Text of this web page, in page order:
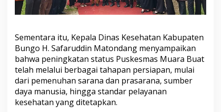
Sementara itu, Kepala Dinas Kesehatan Kabupaten
Bungo H. Safaruddin Matondang menyampaikan
bahwa peningkatan status Puskesmas Muara Buat
telah melalui berbagai tahapan persiapan, mulai
dari pemenuhan sarana dan prasarana, sumber
daya manusia, hingga standar pelayanan
kesehatan yang ditetapkan.